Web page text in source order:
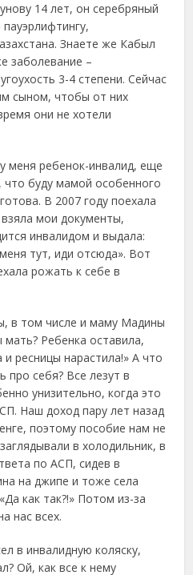
14 лет, он серебряный
Знаете же Кабыл
заболевание –
3-4 степени. Сейчас
сыном, чтобы от них
они не хотели
меня ребенок-инвалид, еще
что буду мамой особенного
В 2007 году поехала
мои документы,
инвалидом и выдала:
тут, иди отсюда». Вот
рожать к себе в
в том числе и маму Мадины
Ребенка оставила,
ресницы нарастила!» А что
себя? Все лезут в
унизительно, когда это
Наш доход пару лет назад
поэтому пособие нам не
в холодильник, в
по АСП, сидев в
на джипе и тоже села
как так?!» Потом из-за
нас всех.
в инвалидную коляску,
Ой, как все к нему